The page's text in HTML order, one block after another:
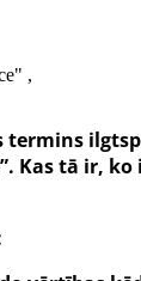
,
Kas tā ir,